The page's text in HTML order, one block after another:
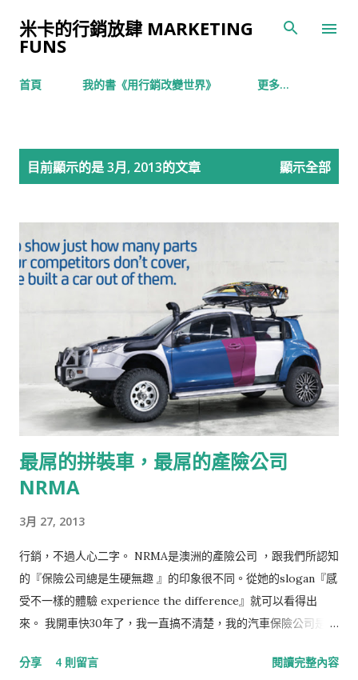
米卡的行銷放肆 MARKETING
FUNS
首頁 我的書《用行銷改變世界》 更多…
目前顯示的是 3月, 2013的文章 顯示全部
最屌的拼裝車，最屌的產險公司
NRMA
3月 27, 2013
行銷，不過人心二字。 NRMA是澳洲的產險公司 ，跟我們所認知
的『保險公司總是生硬無趣 』的印象很不同。從她的slogan『感
受不一樣的體驗 experience the difference』就可以看得出
來。 我開車快30年了，我一直搞不清楚，我的汽車保險公司是哪
司，除了名字跟保費不一樣之外，我還真說不出她們之間有什麼
分享 4 則留言 閱讀完整內容